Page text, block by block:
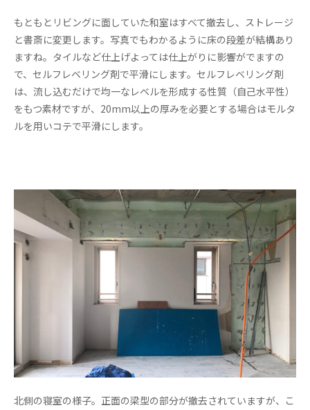
もともとリビングに面していた和室はすべて撤去し、ストレージ
と書斎に変更します。写真でもわかるように床の段差が結構あり
ますね。タイルなど仕上げよっては仕上がりに影響がでますの
で、セルフレベリング剤で平滑にします。セルフレベリング剤
は、流し込むだけで均一なレベルを形成する性質（自己水平性）
をもつ素材ですが、20mm以上の厚みを必要とする場合はモルタ
ルを用いコテで平滑にします。
北側の寝室の様子。正面の梁型の部分が撤去されていますが、こ